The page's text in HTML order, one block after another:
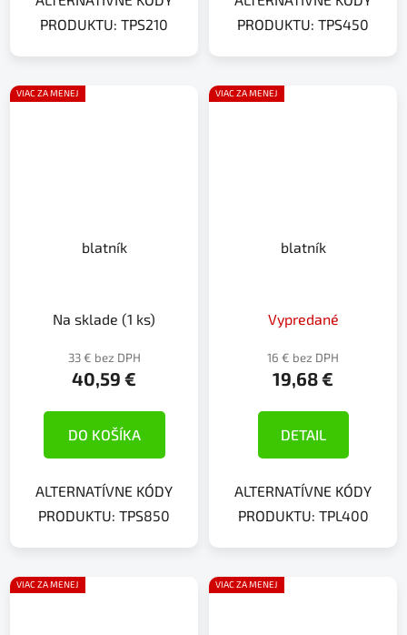
PRODUKTU: TPS210
PRODUKTU: TPS450
VIAC ZA MENEJ
blatník
Na sklade (1 ks)
33 € bez DPH
40,59 €
DO KOŠÍKA
ALTERNATÍVNE KÓDY
PRODUKTU: TPS850
VIAC ZA MENEJ
blatník
Vypredané
16 € bez DPH
19,68 €
DETAIL
ALTERNATÍVNE KÓDY
PRODUKTU: TPL400
VIAC ZA MENEJ VIAC ZA MENEJ